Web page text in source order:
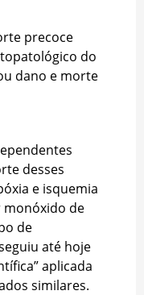
precoce
do
dano e morte
desses
e isquemia
monóxido de
de
até hoje
aplicada
similares.